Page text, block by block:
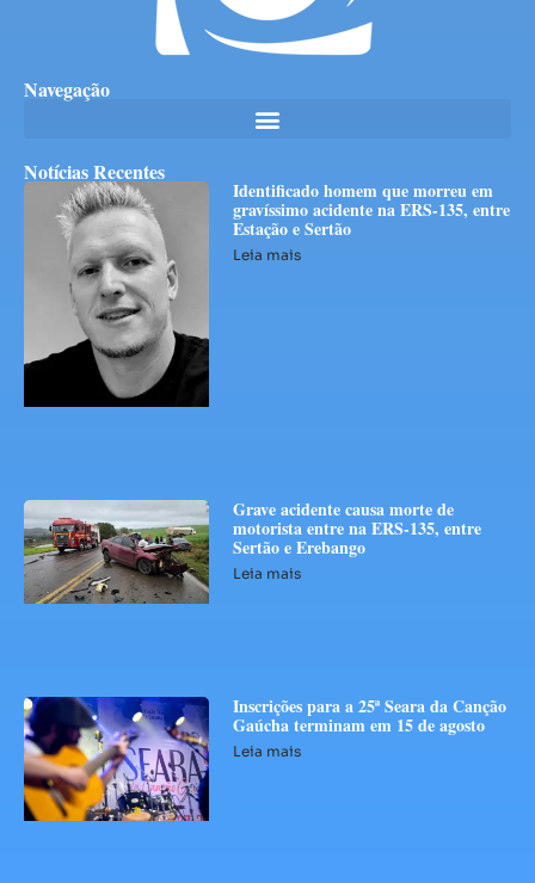
Navegação
Notícias Recentes
Identificado homem que morreu em
gravíssimo acidente na ERS-135, entre
Estação e Sertão
Leia mais
Grave acidente causa morte de
motorista entre na ERS-135, entre
Sertão e Erebango
Leia mais
Inscrições para a 25ª Seara da Canção
Gaúcha terminam em 15 de agosto
Leia mais